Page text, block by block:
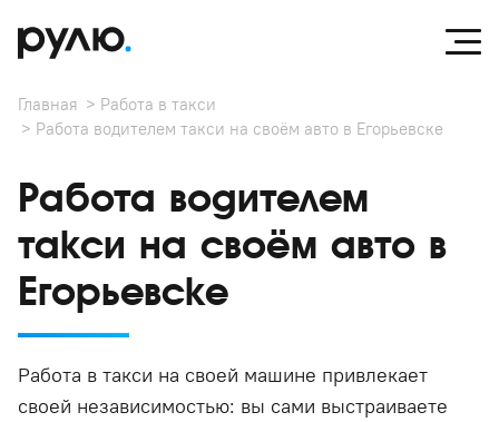
Главная
Работа в такси
Работа водителем такси на своём авто в Егорьевске
Работа водителем
такси на своём авто в
Егорьевске
Работа в такси на своей машине привлекает
своей независимостью: вы сами выстраиваете